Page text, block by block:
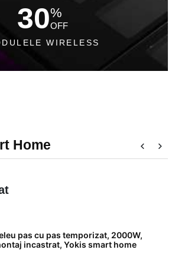
30%
OFF
WIRELESS
50%
CU FIRE
Home
pas cu pas temporizat, 2000W,
incastrat, Yokis smart home